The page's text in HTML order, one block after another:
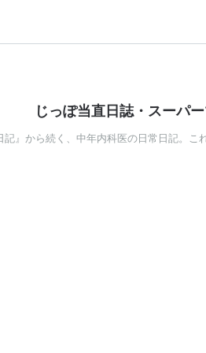
じっぽ当直日誌・スーパ
記』から続く、中年内科医の日常日記。